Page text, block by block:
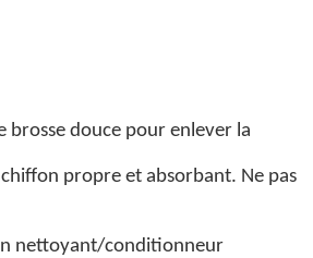
brosse douce pour enlever la
propre et absorbant. Ne pas
nettoyant/conditionneur